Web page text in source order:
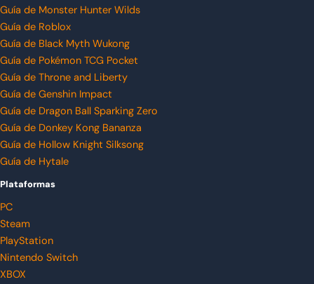
Guía de Monster Hunter Wilds
Guía de Roblox
Guía de Black Myth Wukong
Guía de Pokémon TCG Pocket
Guía de Throne and Liberty
Guía de Genshin Impact
Guía de Dragon Ball Sparking Zero
Guía de Donkey Kong Bananza
Guía de Hollow Knight Silksong
Guía de Hytale
Plataformas
PC
Steam
PlayStation
Nintendo Switch
XBOX